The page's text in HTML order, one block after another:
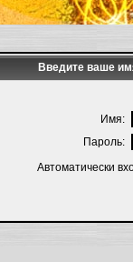
Введите ваше
Имя:
Пароль:
Автоматически